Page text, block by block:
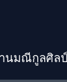
นมณีกูลศิลป์